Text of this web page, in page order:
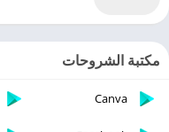
مكتبة الشروحات
Canva